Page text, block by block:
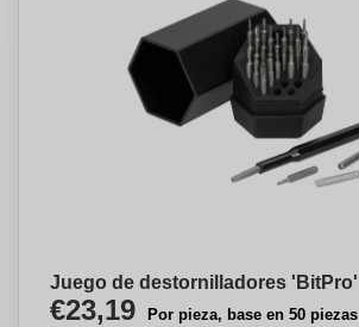
Juego de destornilladores 'BitPro'
€23,19 Por pieza, base en 50 piezas